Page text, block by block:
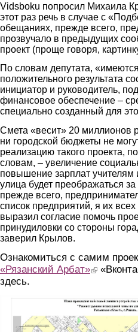
Vidsboku попросил Михаила
этот раз речь в случае с
обещаниях, прежде всего,
прозвучало в предыдущих
проект (проще говоря,
По словам депутата,
положительного результата
инициатор и руководитель,
финансовое обеспечение –
специально созданный для
Смета «весит» 20 миллионов
ни городской бюджеты не
реализацию такого проекта,
словам, – увеличение
повышение зарплат
улица будет преображаться
прежде всего,
список предприятий, я их
выразил согласие помочь
принудиловки со стороны
заверил Крылов.
Ознакомиться с самим
«Рязанский Арбат»(link is
здесь.